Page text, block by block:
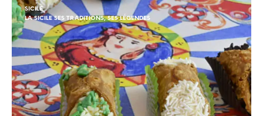
SICILE
LA SICILE SES TRADITIONS, SES LÉGENDES